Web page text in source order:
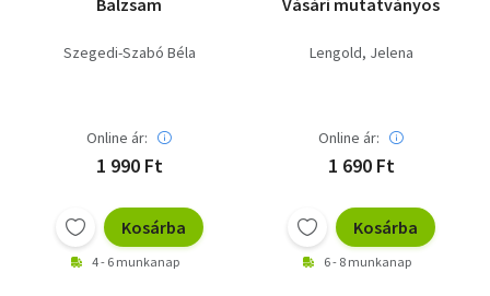
Balzsam
Szegedi-Szabó Béla
Online ár:
1 990 Ft
Kosárba
4 - 6 munkanap
Vásári mutatványos
Lengold, Jelena
Online ár:
1 690 Ft
Kosárba
6 - 8 munkanap